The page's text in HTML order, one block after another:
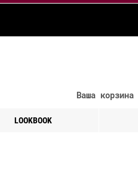
Ваша корзина
LOOKBOOK